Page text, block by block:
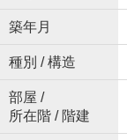
築年月
種別 / 構造
部屋 /
所在階 / 階建